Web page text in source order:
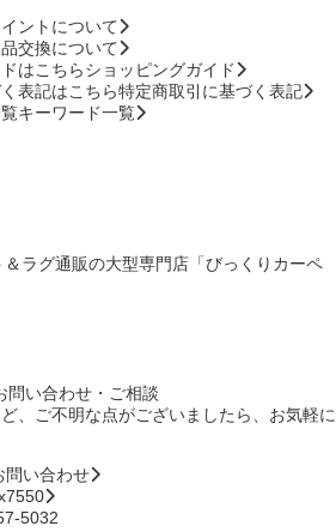
ントについて
交換について
ショッピングガイド
特定商取引に基づく表記
キーワード一覧
＆ラグ通販の大型専門店「びっくりカーペ
、ご不明な点がございましたら、お気軽に
問い合わせ
5032